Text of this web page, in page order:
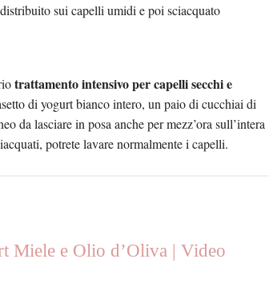
sui capelli umidi e poi sciacquato
trattamento intensivo per capelli secchi e
di yogurt bianco intero, un paio di cucchiai di
da lasciare in posa anche per mezz’ora sull’intera
potrete lavare normalmente i capelli.
Miele e Olio d’Oliva | Video